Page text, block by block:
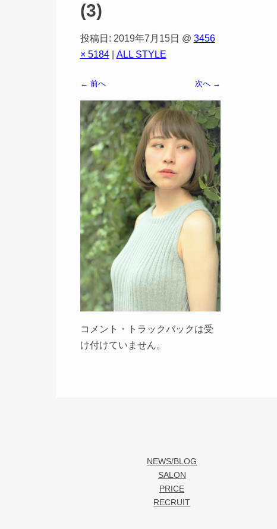
(3)
投稿日: 2019年7月15日 @ 3456
× 5184| ALL STYLE
← 前へ 次へ →
コメント・トラックバックは受
け付けていません。
NEWS/BLOG
SALON
PRICE
RECRUIT